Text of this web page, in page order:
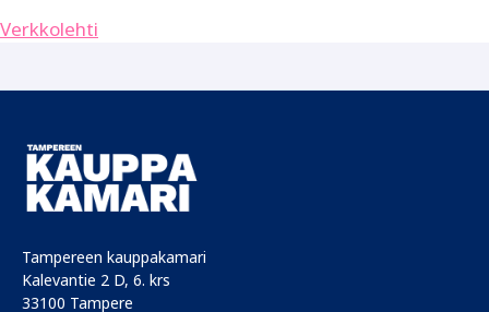
Verkkolehti
Tampereen kauppakamari
Kalevantie 2 D, 6. krs
33100 Tampere